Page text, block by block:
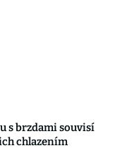
s brzdami souvisí
chlazením